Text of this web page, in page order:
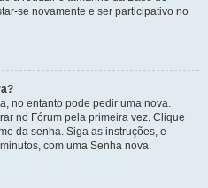
se novamente e ser participativo no
no entanto pode pedir uma nova.
no Fórum pela primeira vez. Clique
da senha. Siga as instruções, e
com uma Senha nova.